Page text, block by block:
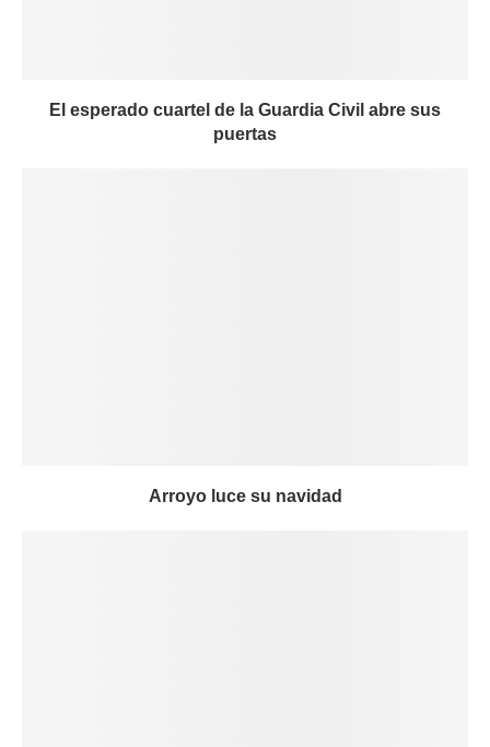
El esperado cuartel de la Guardia Civil abre sus
puertas
Arroyo luce su navidad